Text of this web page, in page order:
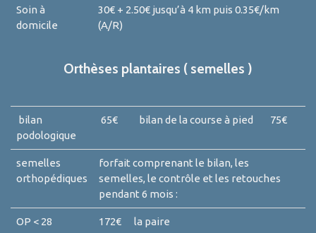
Soin à
domicile
30€ + 2.50€ jusqu’à 4 km puis 0.35€/km
(A/R)
Orthèses plantaires ( semelles )
bilan
podologique
65€ bilan de la course à pied 75€
semelles
orthopédiques
forfait comprenant le bilan, les
semelles, le contrôle et les retouches
pendant 6 mois :
OP < 28 172€ la paire